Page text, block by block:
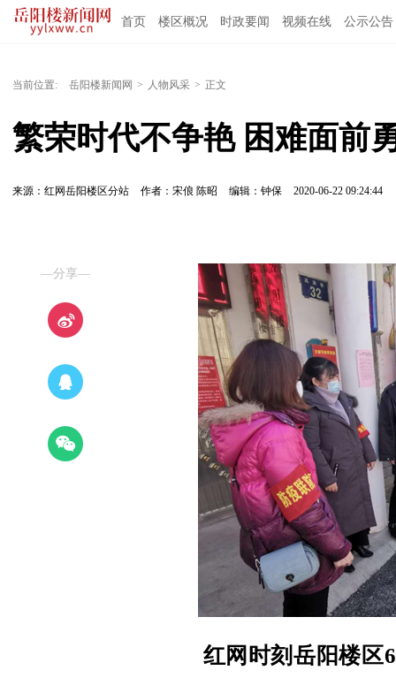
首页 楼区概况 时政要闻 视频在线 公示公告
当前位置: 岳阳楼新闻网 > 人物风采 > 正文
繁荣时代不争艳 困难面前
来源：红网岳阳楼区分站 作者：宋俍 陈昭 编辑：钟保 2020-06-22 09:24:44
—分享—
红网时刻岳阳楼区